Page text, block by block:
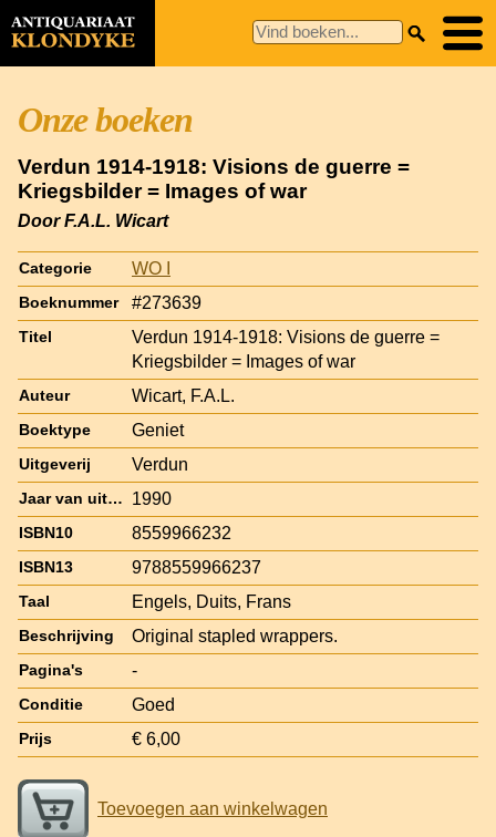
Onze boeken
Verdun 1914-1918: Visions de guerre =
Kriegsbilder = Images of war
Door F.A.L. Wicart
Categorie WO I
Boeknummer #273639
Titel
Verdun 1914-1918: Visions de guerre =
Kriegsbilder = Images of war
Auteur Wicart, F.A.L.
Boektype Geniet
Uitgeverij Verdun
Jaar van uitgave 1990
ISBN10 8559966232
ISBN13 9788559966237
Taal Engels, Duits, Frans
Beschrijving Original stapled wrappers.
Pagina's -
Conditie Goed
Prijs € 6,00
Toevoegen aan winkelwagen